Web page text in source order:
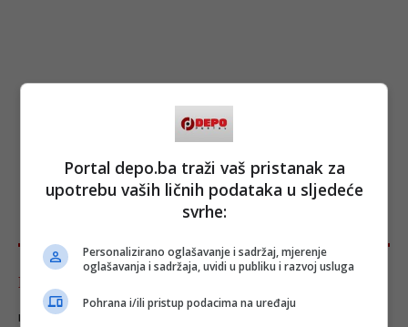
Komentari - Ukupno 12
Portal depo.ba traži vaš pristanak za
upotrebu vaših ličnih podataka u sljedeće
svrhe:
Personalizirano oglašavanje i sadržaj, mjerenje
oglašavanja i sadržaja, uvidi u publiku i razvoj usluga
Pohrana i/ili pristup podacima na uređaju